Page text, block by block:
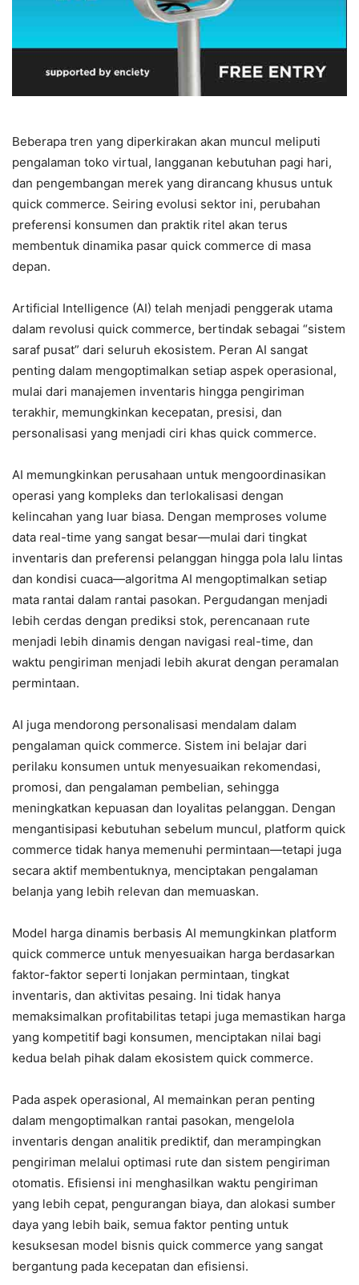
Beberapa tren yang diperkirakan akan muncul meliputi
pengalaman toko virtual, langganan kebutuhan pagi hari,
dan pengembangan merek yang dirancang khusus untuk
quick commerce. Seiring evolusi sektor ini, perubahan
preferensi konsumen dan praktik ritel akan terus
membentuk dinamika pasar quick commerce di masa
depan.
Artificial Intelligence (AI) telah menjadi penggerak utama
dalam revolusi quick commerce, bertindak sebagai “sistem
saraf pusat” dari seluruh ekosistem. Peran AI sangat
penting dalam mengoptimalkan setiap aspek operasional,
mulai dari manajemen inventaris hingga pengiriman
terakhir, memungkinkan kecepatan, presisi, dan
personalisasi yang menjadi ciri khas quick commerce.
AI memungkinkan perusahaan untuk mengoordinasikan
operasi yang kompleks dan terlokalisasi dengan
kelincahan yang luar biasa. Dengan memproses volume
data real-time yang sangat besar—mulai dari tingkat
inventaris dan preferensi pelanggan hingga pola lalu lintas
dan kondisi cuaca—algoritma AI mengoptimalkan setiap
mata rantai dalam rantai pasokan. Pergudangan menjadi
lebih cerdas dengan prediksi stok, perencanaan rute
menjadi lebih dinamis dengan navigasi real-time, dan
waktu pengiriman menjadi lebih akurat dengan peramalan
permintaan.
AI juga mendorong personalisasi mendalam dalam
pengalaman quick commerce. Sistem ini belajar dari
perilaku konsumen untuk menyesuaikan rekomendasi,
promosi, dan pengalaman pembelian, sehingga
meningkatkan kepuasan dan loyalitas pelanggan. Dengan
mengantisipasi kebutuhan sebelum muncul, platform quick
commerce tidak hanya memenuhi permintaan—tetapi juga
secara aktif membentuknya, menciptakan pengalaman
belanja yang lebih relevan dan memuaskan.
Model harga dinamis berbasis AI memungkinkan platform
quick commerce untuk menyesuaikan harga berdasarkan
faktor-faktor seperti lonjakan permintaan, tingkat
inventaris, dan aktivitas pesaing. Ini tidak hanya
memaksimalkan profitabilitas tetapi juga memastikan harga
yang kompetitif bagi konsumen, menciptakan nilai bagi
kedua belah pihak dalam ekosistem quick commerce.
Pada aspek operasional, AI memainkan peran penting
dalam mengoptimalkan rantai pasokan, mengelola
inventaris dengan analitik prediktif, dan merampingkan
pengiriman melalui optimasi rute dan sistem pengiriman
otomatis. Efisiensi ini menghasilkan waktu pengiriman
yang lebih cepat, pengurangan biaya, dan alokasi sumber
daya yang lebih baik, semua faktor penting untuk
kesuksesan model bisnis quick commerce yang sangat
bergantung pada kecepatan dan efisiensi.